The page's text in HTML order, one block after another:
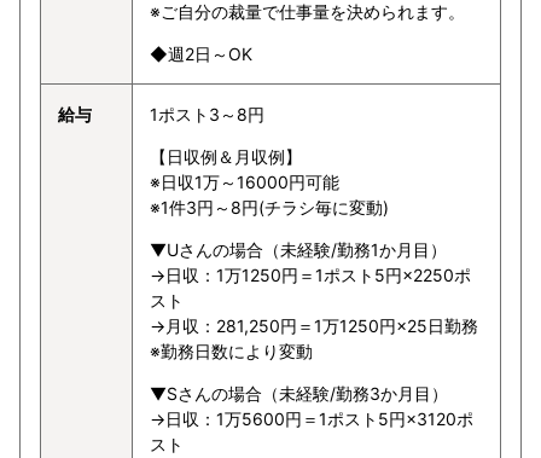
※ご自分の裁量で仕事量を決められます。
◆週2日～OK
給与 1ポスト3～8円
【日収例＆月収例】
※日収1万～16000円可能
※1件3円～8円(チラシ毎に変動)
▼Uさんの場合（未経験/勤務1か月目）
→日収：1万1250円＝1ポスト5円×2250ポ
スト
→月収：281,250円＝1万1250円×25日勤務
※勤務日数により変動
▼Sさんの場合（未経験/勤務3か月目）
→日収：1万5600円＝1ポスト5円×3120ポ
スト